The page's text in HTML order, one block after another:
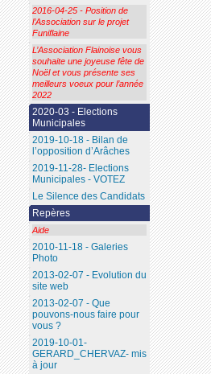
2016-04-25 - Position de
l’Association sur le projet
Funiflaine
L’Association Flainoise vous
souhaite une joyeuse fête de
Noël et vous présente ses
meilleurs voeux pour l’année
2022
2020-03 - Elections
Municipales
2019-10-18 - Bilan de
l’opposition d’Arâches
2019-11-28- Elections
Municipales - VOTEZ
Le Silence des Candidats
Repères
Aide
2010-11-18 - Galeries
Photo
2013-02-07 - Evolution du
site web
2013-02-07 - Que
pouvons-nous faire pour
vous ?
2019-10-01-
GERARD_CHERVAZ- mis
à jour